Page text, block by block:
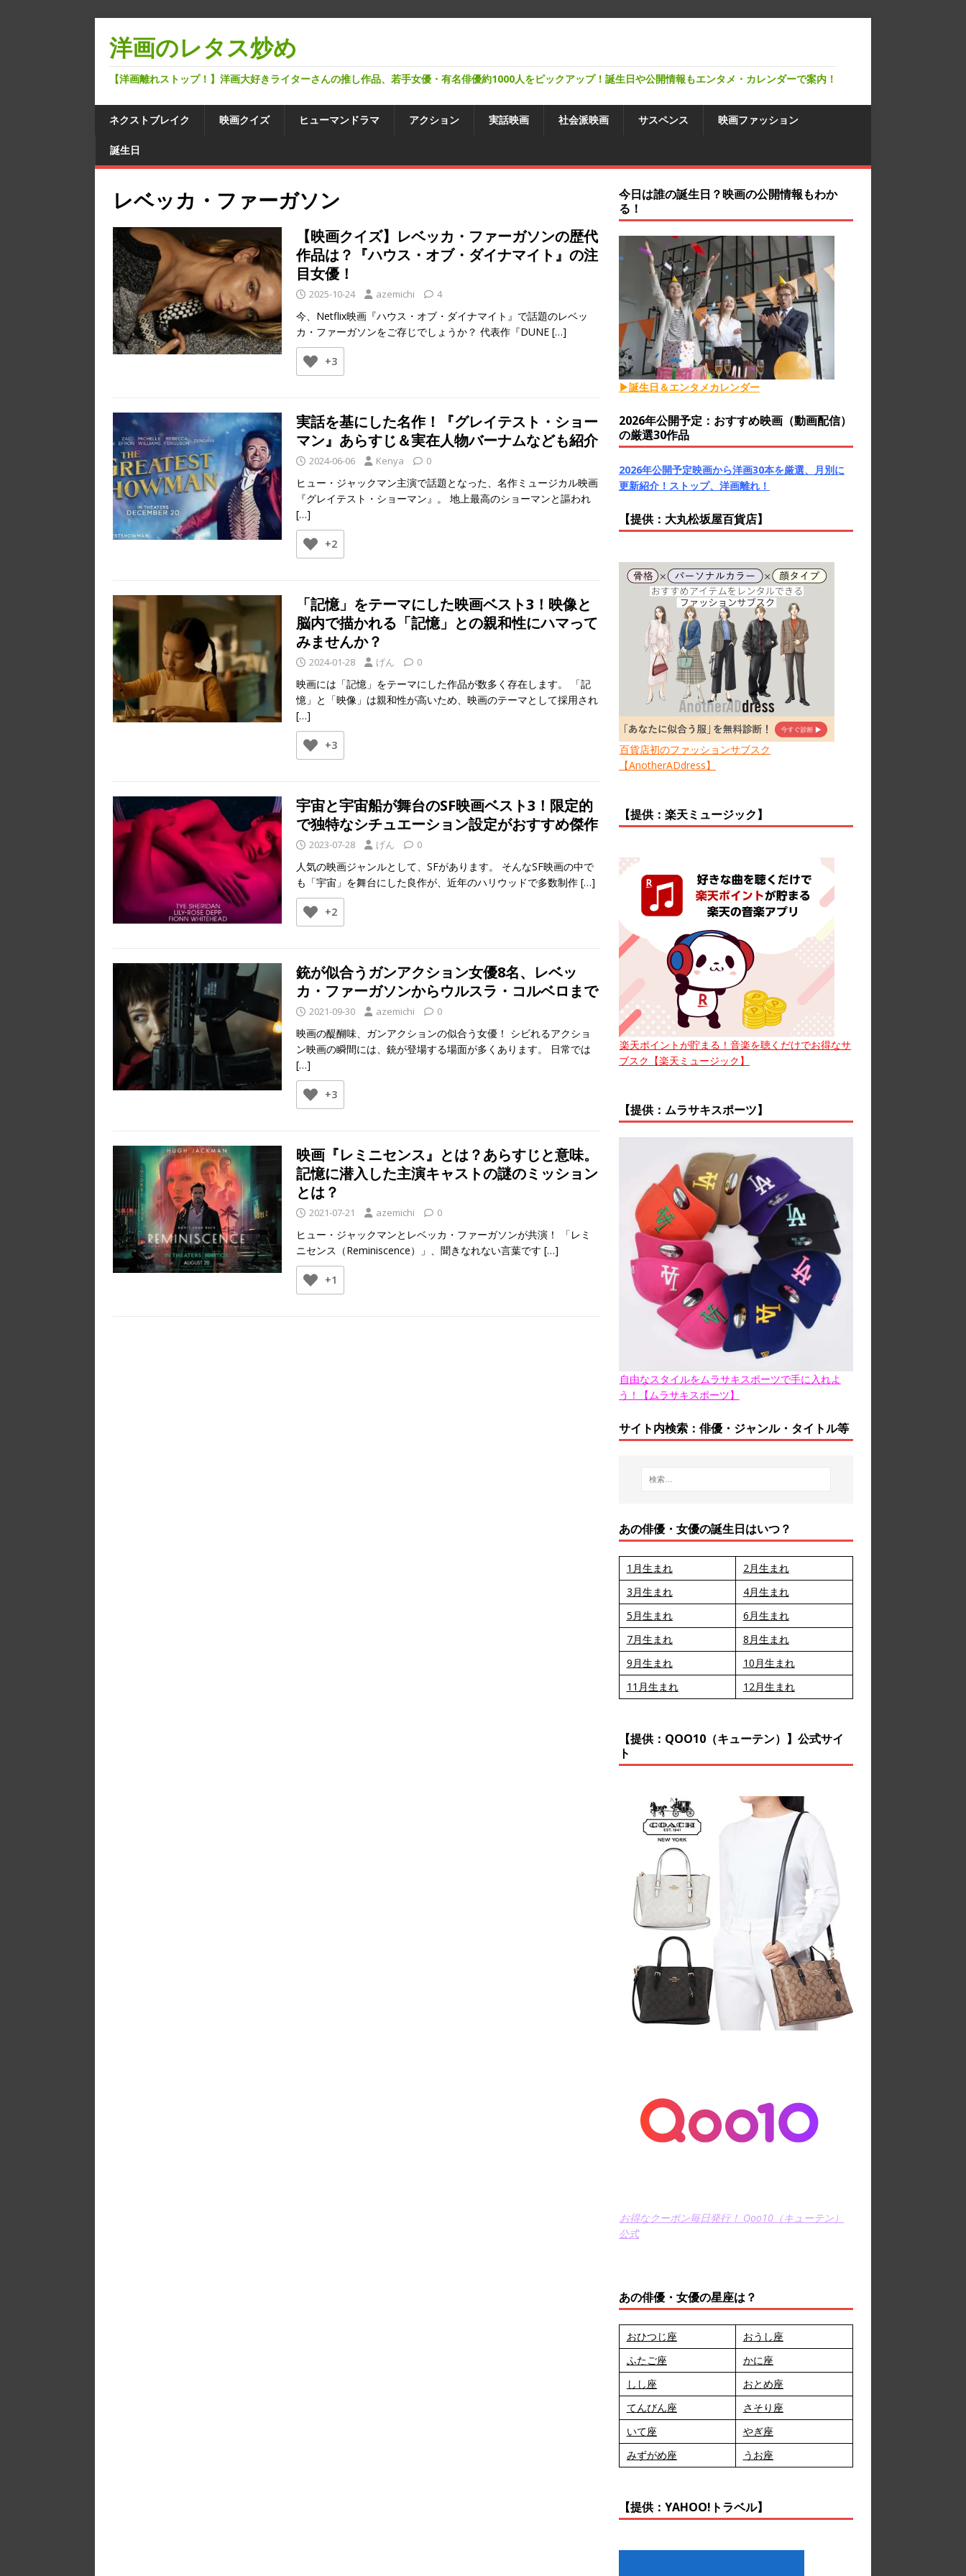
洋画のレタス炒め
【洋画離れストップ！】洋画大好きライターさんの推し作品、若手女優・有名俳優約1000人をピックアップ！誕生日や公開情報もエンタメ・カレンダーで案内！
ネクストブレイク 映画クイズ ヒューマンドラマ アクション 実話映画 社会派映画 サスペンス 映画ファッション
誕生日
レベッカ・ファーガソン
【映画クイズ】レベッカ・ファーガソンの歴代
作品は？『ハウス・オブ・ダイナマイト』の注
目女優！
2025-10-24 azemichi 4
今、Netflix映画『ハウス・オブ・ダイナマイト』で話題のレベッ
カ・ファーガソンをご存じでしょうか？ 代表作『DUNE […]
+3
実話を基にした名作！『グレイテスト・ショー
マン』あらすじ＆実在人物バーナムなども紹介
2024-06-06 Kenya 0
ヒュー・ジャックマン主演で話題となった、名作ミュージカル映画
『グレイテスト・ショーマン』。 地上最高のショーマンと謳われ
[…]
+2
「記憶」をテーマにした映画ベスト3！映像と
脳内で描かれる「記憶」との親和性にハマって
みませんか？
2024-01-28 げん 0
映画には「記憶」をテーマにした作品が数多く存在します。 「記
憶」と「映像」は親和性が高いため、映画のテーマとして採用され
[…]
+3
宇宙と宇宙船が舞台のSF映画ベスト3！限定的
で独特なシチュエーション設定がおすすめ傑作
2023-07-28 げん 0
人気の映画ジャンルとして、SFがあります。 そんなSF映画の中で
も「宇宙」を舞台にした良作が、近年のハリウッドで多数制作 […]
+2
銃が似合うガンアクション女優8名、レベッ
カ・ファーガソンからウルスラ・コルベロまで
2021-09-30 azemichi 0
映画の醍醐味、ガンアクションの似合う女優！ シビれるアクショ
ン映画の瞬間には、銃が登場する場面が多くあります。 日常では
[…]
+3
映画『レミニセンス』とは？あらすじと意味。
記憶に潜入した主演キャストの謎のミッション
とは？
2021-07-21 azemichi 0
ヒュー・ジャックマンとレベッカ・ファーガソンが共演！ 「レミ
ニセンス（Reminiscence）」、聞きなれない言葉です […]
+1
今日は誰の誕生日？映画の公開情報もわか
る！
▶誕生日＆エンタメカレンダー
2026年公開予定：おすすめ映画（動画配信）
の厳選30作品
2026年公開予定映画から洋画30本を厳選、月別に
更新紹介！ストップ、洋画離れ！
【提供：大丸松坂屋百貨店】
百貨店初のファッションサブスク
【AnotherADdress】
【提供：楽天ミュージック】
楽天ポイントが貯まる！音楽を聴くだけでお得なサ
ブスク【楽天ミュージック】
【提供：ムラサキスポーツ】
自由なスタイルをムラサキスポーツで手に入れよ
う！【ムラサキスポーツ】
サイト内検索：俳優・ジャンル・タイトル等
あの俳優・女優の誕生日はいつ？
1月生まれ
2月生まれ
3月生まれ
4月生まれ
5月生まれ
6月生まれ
7月生まれ
8月生まれ
9月生まれ
10月生まれ
11月生まれ
12月生まれ
【提供：QOO10（キューテン）】公式サイ
ト
お得なクーポン毎日発行！ Qoo10（キューテン）
公式
あの俳優・女優の星座は？
おひつじ座
おうし座
ふたご座
かに座
しし座
おとめ座
てんびん座
さそり座
いて座
やぎ座
みずがめ座
うお座
【提供：YAHOO!トラベル】